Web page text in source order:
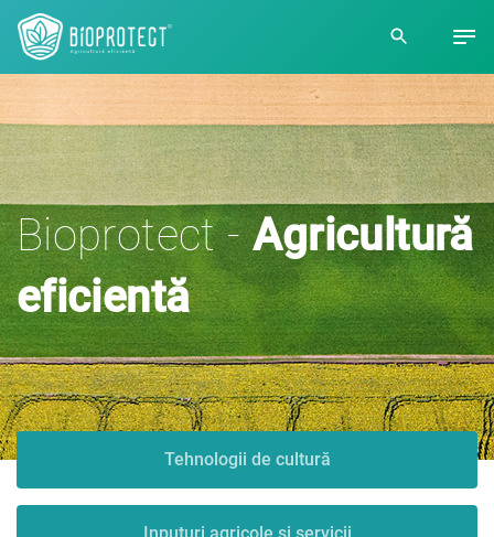
Bioprotect -Agricultură
eficientă
Tehnologii de cultură